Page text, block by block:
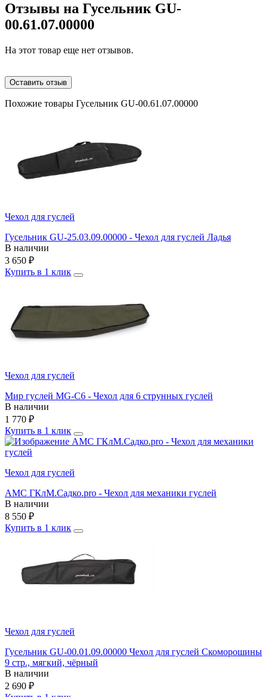
Отзывы на Гусельник GU-
00.61.07.00000
На этот товар еще нет отзывов.
Оставить отзыв
Похожие товары Гусельник GU-00.61.07.00000
Чехол для гуслей
Гусельник GU-25.03.09.00000 - Чехол для гуслей Ладья
В наличии
3 650 ₽
Купить в 1 клик
Чехол для гуслей
Мир гуслей MG-C6 - Чехол для 6 струнных гуслей
В наличии
1 770 ₽
Купить в 1 клик
Чехол для гуслей
AMC ГКлМ.Садко.pro - Чехол для механики гуслей
В наличии
8 550 ₽
Купить в 1 клик
Чехол для гуслей
Гусельник GU-00.01.09.00000 Чехол для гуслей Скоморошины
9 стр., мягкий, чёрный
В наличии
2 690 ₽